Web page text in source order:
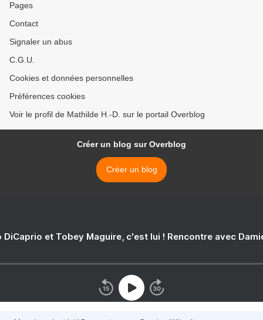
Pages
Contact
Signaler un abus
C.G.U.
Cookies et données personnelles
Préférences cookies
Voir le profil de Mathilde H.-D. sur le portail Overblog
Créer un blog sur Overblog
Créer un blog
DiCaprio et Tobey Maguire, c'est lui ! Rencontre avec